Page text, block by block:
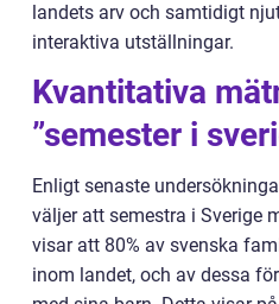
landets arv och samtidigt
interaktiva utställningar.
Kvantitativa
”semester i
Enligt senaste
väljer att semestra i Sverige
visar att 80% av svenska
inom landet, och av dessa